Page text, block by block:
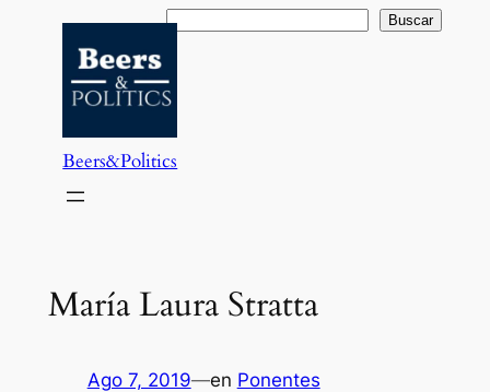
contenido
Buscar Buscar
Beers&Politics
María Laura Stratta
Ago 7, 2019—en Ponentes